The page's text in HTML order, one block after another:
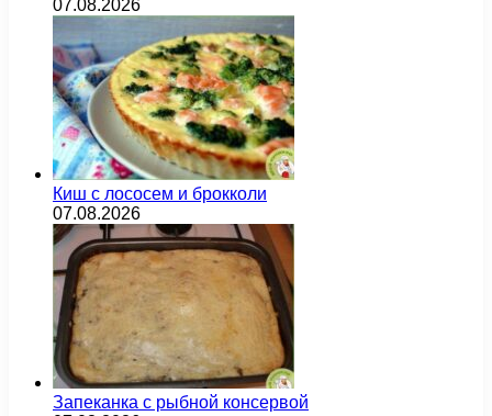
07.08.2026
Киш с лососем и брокколи
07.08.2026
Запеканка с рыбной консервой